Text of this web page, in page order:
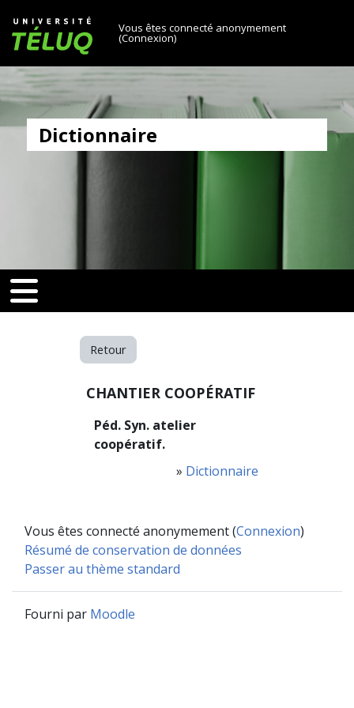
Université TÉLUQ
Vous êtes connecté anonymement
(Connexion)
Dictionnaire
[[nav-toggle]]
toggle]]
Retour
CHANTIER COOPÉRATIF
Péd. Syn. atelier
coopératif.
» Dictionnaire
Vous êtes connecté anonymement (Connexion)
Résumé de conservation de données
Passer au thème standard
Fourni par Moodle